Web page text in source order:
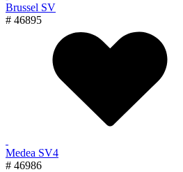
Brussel SV
# 46895
Medea SV4
# 46986